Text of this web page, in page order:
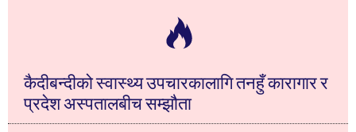
कैदीबन्दीको स्वास्थ्य उपचारकालागि तनहुँ कारागार र
प्रदेश अस्पतालबीच सम्झौता